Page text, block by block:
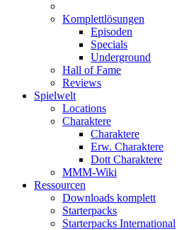
Komplettlösungen
Episoden
Specials
Underground
Hall of Fame
Reviews
Spielwelt
Locations
Charaktere
Charaktere
Erw. Charaktere
Dott Charaktere
MMM-Wiki
Ressourcen
Downloads komplett
Starterpacks
Starterpacks International